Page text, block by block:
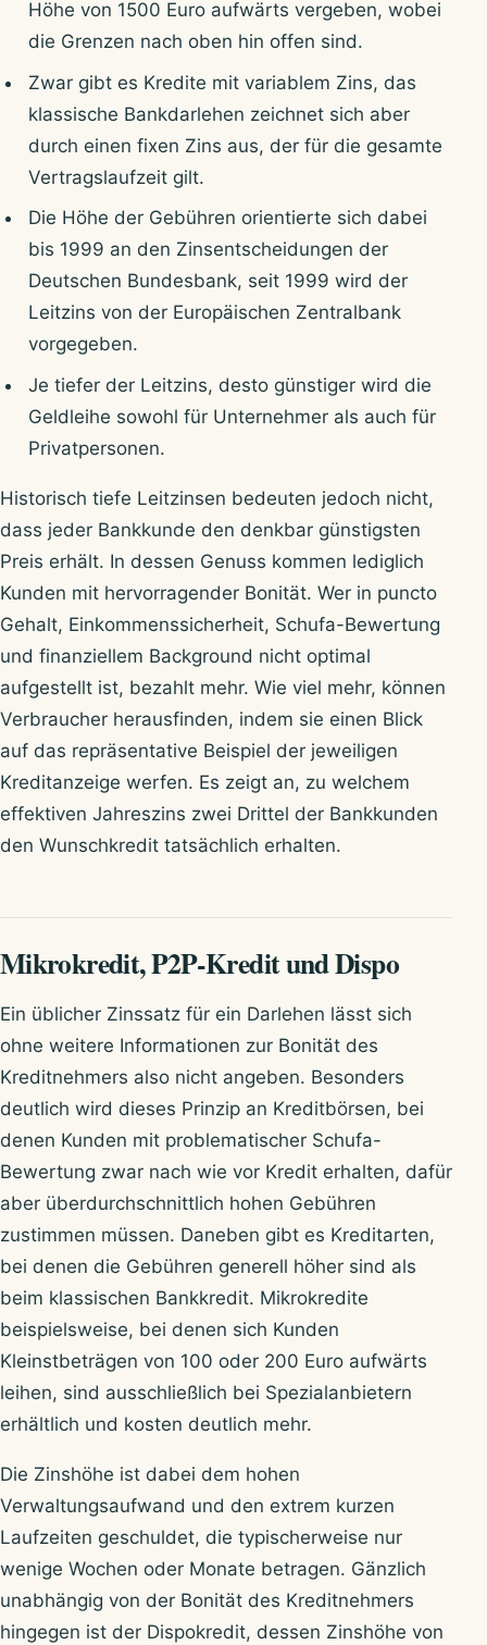
Höhe von 1500 Euro aufwärts vergeben, wobei
die Grenzen nach oben hin offen sind.
Zwar gibt es Kredite mit variablem Zins, das
klassische Bankdarlehen zeichnet sich aber
durch einen fixen Zins aus, der für die gesamte
Vertragslaufzeit gilt.
Die Höhe der Gebühren orientierte sich dabei
bis 1999 an den Zinsentscheidungen der
Deutschen Bundesbank, seit 1999 wird der
Leitzins von der Europäischen Zentralbank
vorgegeben.
Je tiefer der Leitzins, desto günstiger wird die
Geldleihe sowohl für Unternehmer als auch für
Privatpersonen.
Historisch tiefe Leitzinsen bedeuten jedoch nicht,
dass jeder Bankkunde den denkbar günstigsten
Preis erhält. In dessen Genuss kommen lediglich
Kunden mit hervorragender Bonität. Wer in puncto
Gehalt, Einkommenssicherheit, Schufa-Bewertung
und finanziellem Background nicht optimal
aufgestellt ist, bezahlt mehr. Wie viel mehr, können
Verbraucher herausfinden, indem sie einen Blick
auf das repräsentative Beispiel der jeweiligen
Kreditanzeige werfen. Es zeigt an, zu welchem
effektiven Jahreszins zwei Drittel der Bankkunden
den Wunschkredit tatsächlich erhalten.
Mikrokredit, P2P-Kredit und Dispo
Ein üblicher Zinssatz für ein Darlehen lässt sich
ohne weitere Informationen zur Bonität des
Kreditnehmers also nicht angeben. Besonders
deutlich wird dieses Prinzip an Kreditbörsen, bei
denen Kunden mit problematischer Schufa-
Bewertung zwar nach wie vor Kredit erhalten, dafür
aber überdurchschnittlich hohen Gebühren
zustimmen müssen. Daneben gibt es Kreditarten,
bei denen die Gebühren generell höher sind als
beim klassischen Bankkredit. Mikrokredite
beispielsweise, bei denen sich Kunden
Kleinstbeträgen von 100 oder 200 Euro aufwärts
leihen, sind ausschließlich bei Spezialanbietern
erhältlich und kosten deutlich mehr.
Die Zinshöhe ist dabei dem hohen
Verwaltungsaufwand und den extrem kurzen
Laufzeiten geschuldet, die typischerweise nur
wenige Wochen oder Monate betragen. Gänzlich
unabhängig von der Bonität des Kreditnehmers
hingegen ist der Dispokredit, dessen Zinshöhe von